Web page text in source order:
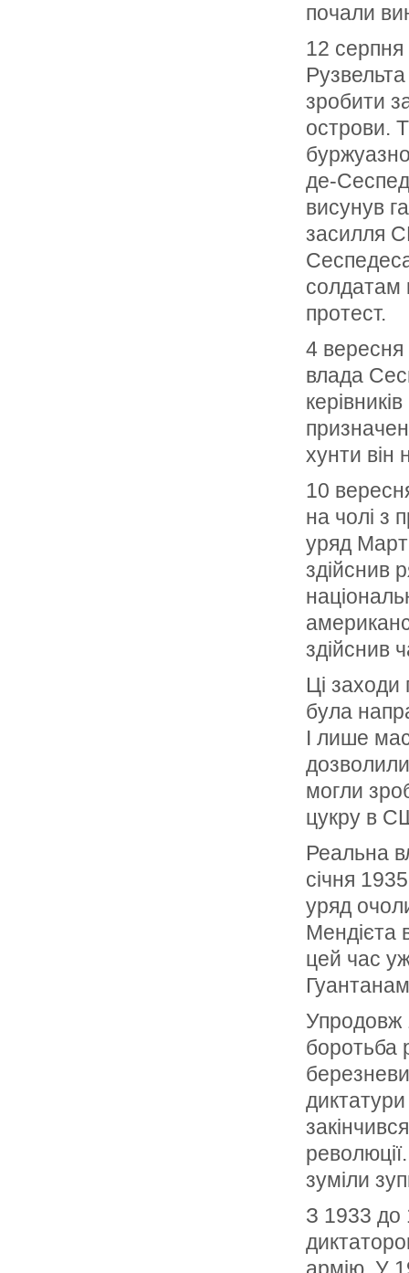
почали
12
зробити
острови.
де-
висунув
засилля
солдатам
протест.
4 вересня
влада
хунти він
10
на чолі з
уряд
здійснив
здійснив
Ці
була
І лише
могли
цукру в
Реальна
січня
уряд
Мендієта
цей час
Упродовж
боротьба
зуміли
З 1933 до